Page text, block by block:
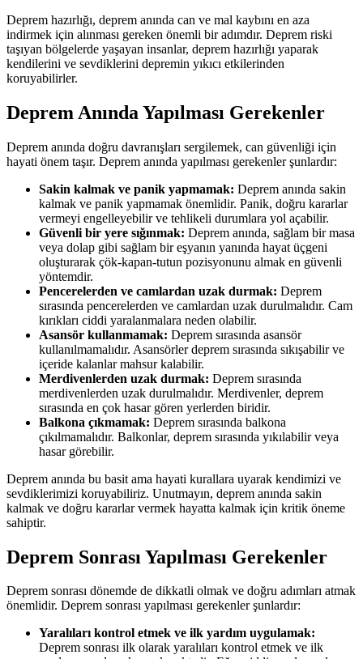
Deprem hazırlığı, deprem anında can ve mal kaybını en aza
indirmek için alınması gereken önemli bir adımdır. Deprem riski
taşıyan bölgelerde yaşayan insanlar, deprem hazırlığı yaparak
kendilerini ve sevdiklerini depremin yıkıcı etkilerinden
koruyabilirler.
Deprem Anında Yapılması Gerekenler
Deprem anında doğru davranışları sergilemek, can güvenliği için
hayati önem taşır. Deprem anında yapılması gerekenler şunlardır:
Sakin kalmak ve panik yapmamak: Deprem anında sakin
kalmak ve panik yapmamak önemlidir. Panik, doğru kararlar
vermeyi engelleyebilir ve tehlikeli durumlara yol açabilir.
Güvenli bir yere sığınmak: Deprem anında, sağlam bir masa
veya dolap gibi sağlam bir eşyanın yanında hayat üçgeni
oluşturarak çök-kapan-tutun pozisyonunu almak en güvenli
yöntemdir.
Pencerelerden ve camlardan uzak durmak: Deprem
sırasında pencerelerden ve camlardan uzak durulmalıdır. Cam
kırıkları ciddi yaralanmalara neden olabilir.
Asansör kullanmamak: Deprem sırasında asansör
kullanılmamalıdır. Asansörler deprem sırasında sıkışabilir ve
içeride kalanlar mahsur kalabilir.
Merdivenlerden uzak durmak: Deprem sırasında
merdivenlerden uzak durulmalıdır. Merdivenler, deprem
sırasında en çok hasar gören yerlerden biridir.
Balkona çıkmamak: Deprem sırasında balkona
çıkılmamalıdır. Balkonlar, deprem sırasında yıkılabilir veya
hasar görebilir.
Deprem anında bu basit ama hayati kurallara uyarak kendimizi ve
sevdiklerimizi koruyabiliriz. Unutmayın, deprem anında sakin
kalmak ve doğru kararlar vermek hayatta kalmak için kritik öneme
sahiptir.
Deprem Sonrası Yapılması Gerekenler
Deprem sonrası dönemde de dikkatli olmak ve doğru adımları atmak
önemlidir. Deprem sonrası yapılması gerekenler şunlardır:
Yaralıları kontrol etmek ve ilk yardım uygulamak:
Deprem sonrası ilk olarak yaralıları kontrol etmek ve ilk